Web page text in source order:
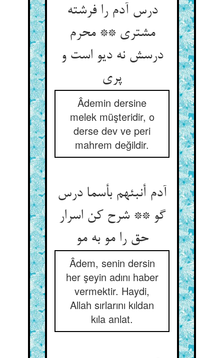
درس آدم را فرشته
مشتری ** محرم
درسش نه دیو است و
پری‏
Âdemin dersine
melek müşteridir, o
derse dev ve peri
mahrem değildir.
آدم أنبئهم بأسما درس
گو ** شرح کن اسرار
حق را مو به مو
Âdem, senin dersin
her şeyin adını haber
vermektir. Haydi,
Allah sırlarını kıldan
kıla anlat.